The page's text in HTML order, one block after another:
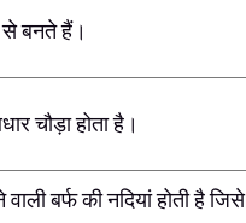
से बनते हैं।
चौड़ा होता है।
बर्फ की नदियां होती है जिसे